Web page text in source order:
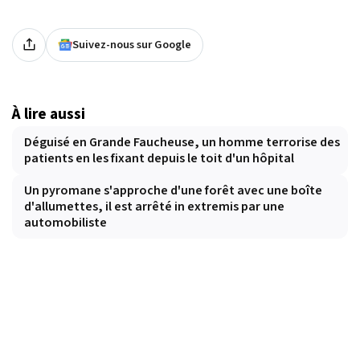
Suivez-nous sur Google
À lire aussi
Déguisé en Grande Faucheuse, un homme terrorise des
patients en les fixant depuis le toit d'un hôpital
Un pyromane s'approche d'une forêt avec une boîte
d'allumettes, il est arrêté in extremis par une
automobiliste